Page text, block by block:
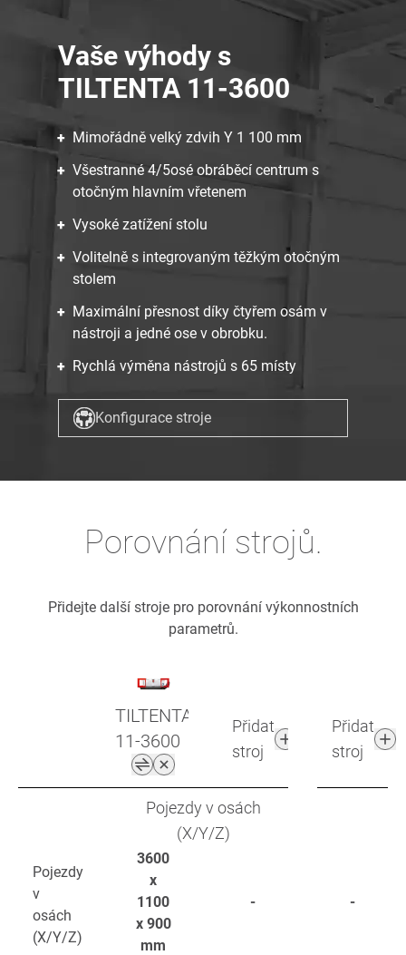
Vaše výhody s
TILTENTA 11-3600
Mimořádně velký zdvih Y 1 100 mm
Všestranné 4/5osé obráběcí centrum s
otočným hlavním vřetenem
Vysoké zatížení stolu
Volitelně s integrovaným těžkým otočným
stolem
Maximální přesnost díky čtyřem osám v
nástroji a jedné ose v obrobku.
Rychlá výměna nástrojů s 65 místy
Konfigurace stroje
Porovnání strojů.
Přidejte další stroje pro porovnání výkonnostních
parametrů.
TILTENTA
11-3600
Přidat
stroj
Přidat
stroj
Pojezdy v osách
(X/Y/Z)
Pojezdy
v
osách
(X/Y/Z)
3600
x
1100
x 900
mm
- -